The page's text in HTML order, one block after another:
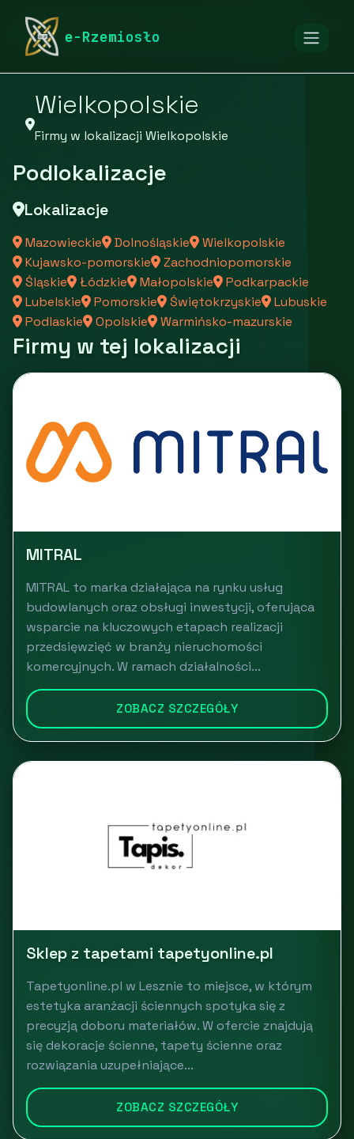
e-Rzemiosło
rymarstwo-poznan.pl
Wielkopolskie
Firmy w lokalizacji Wielkopolskie
Podlokalizacje
Lokalizacje
Mazowieckie Dolnośląskie
Wielkopolskie
Kujawsko-pomorskie
Zachodniopomorskie
Śląskie
Łódzkie Małopolskie
Podkarpackie
Lubelskie
Pomorskie Świętokrzyskie
Lubuskie
Podlaskie
Opolskie Warmińsko-mazurskie
Firmy w tej lokalizacji
MITRAL
MITRAL to marka działająca na rynku usług
budowlanych oraz obsługi inwestycji, oferująca
wsparcie na kluczowych etapach realizacji
przedsięwzięć w branży nieruchomości
komercyjnych. W ramach działalności...
ZOBACZ SZCZEGÓŁY
Sklep z tapetami tapetyonline.pl
Tapetyonline.pl w Lesznie to miejsce, w którym
estetyka aranżacji ściennych spotyka się z
precyzją doboru materiałów. W ofercie znajdują
się dekoracje ścienne, tapety ścienne oraz
rozwiązania uzupełniające...
ZOBACZ SZCZEGÓŁY